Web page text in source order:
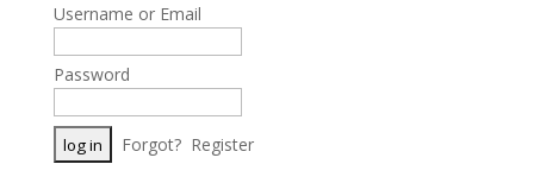
Username or Email
Password
Forgot? Register